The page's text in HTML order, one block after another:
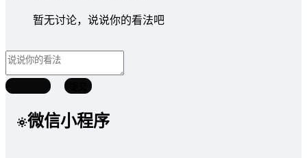
暂无讨论，说说你的看法吧
微信小程序